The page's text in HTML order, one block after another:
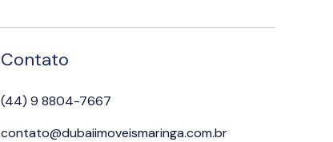
Contato
(44) 9 8804-7667
contato@dubaiimoveismaringa.com.br